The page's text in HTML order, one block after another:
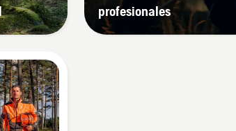
profesionales